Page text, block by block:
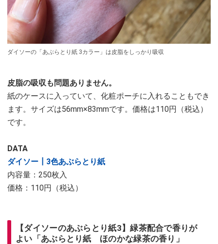
ダイソーの「あぶらとり紙 3カラー」は皮脂をしっかり吸収
皮脂の吸収も問題ありません。
紙のケースに入っていて、化粧ポーチに入れることもでき
ます。サイズは56mm×83mmです。価格は110円（税込）
です。
DATA
ダイソー┃3色あぶらとり紙
内容量：250枚入
価格：110円（税込）
【ダイソーのあぶらとり紙3】緑茶配合で香りが
よい「あぶらとり紙 ほのかな緑茶の香り」